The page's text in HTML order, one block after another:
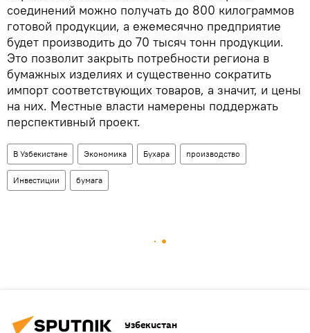
соединений можно получать до 800 килограммов
готовой продукции, а ежемесячно предприятие
будет производить до 70 тысяч тонн продукции.
Это позволит закрыть потребности региона в
бумажных изделиях и существенно сократить
импорт соответствующих товаров, а значит, и цены
на них. Местные власти намерены поддержать
перспективный проект.
В Узбекистане Экономика Бухара производство
Инвестиции бумага
Узбекистан